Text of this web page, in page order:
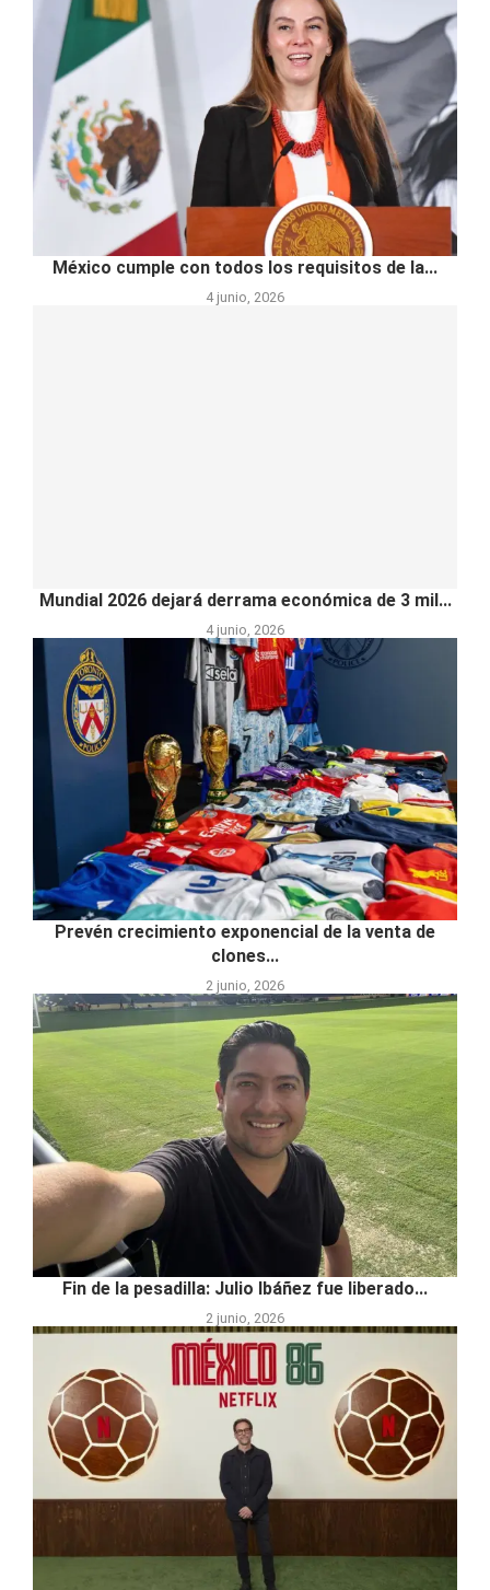
México cumple con todos los requisitos de la...
4 junio, 2026
Mundial 2026 dejará derrama económica de 3 mil...
4 junio, 2026
Prevén crecimiento exponencial de la venta de
clones...
2 junio, 2026
Fin de la pesadilla: Julio Ibáñez fue liberado...
2 junio, 2026